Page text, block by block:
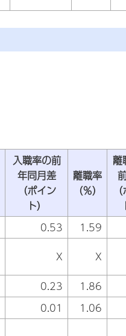
入職率の前
年同月差
（ポイン
ト）
離職率
（％）
離
0.53 1.59
X X
0.23 1.86
0.01 1.06